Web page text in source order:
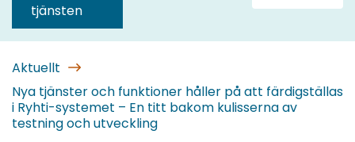
tjänsten
blir
omdirigerad
till
en
annan
tjänst)
Aktuellt
Nya tjänster och funktioner håller på att färdigställas
i Ryhti-systemet – En titt bakom kulisserna av
testning och utveckling